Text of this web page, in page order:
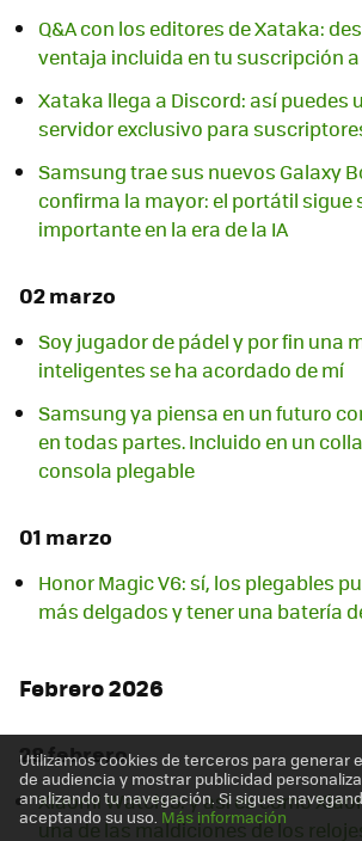
Q&A con los editores de Xataka:
ventaja incluida en tu suscripción
Xataka llega a Discord: así puedes
servidor exclusivo para
Samsung trae sus nuevos Galaxy
confirma la mayor: el portátil sigue
importante en la era de la IA
02 marzo
Soy jugador de pádel y por fin una
inteligentes se ha acordado de mí
Samsung ya piensa en un futuro
en todas partes. Incluido en un
consola plegable
01 marzo
Honor Magic V6: sí, los plegables
más delgados y tener una batería
Febrero 2026
28 febrero
Xiaomi Watch 5: y así es como
una de las maldiciones de los
Utilizamos cookies de terceros para generar
de audiencia y mostrar publicidad
analizando tu navegación. Si sigues
aceptando su uso. Más información